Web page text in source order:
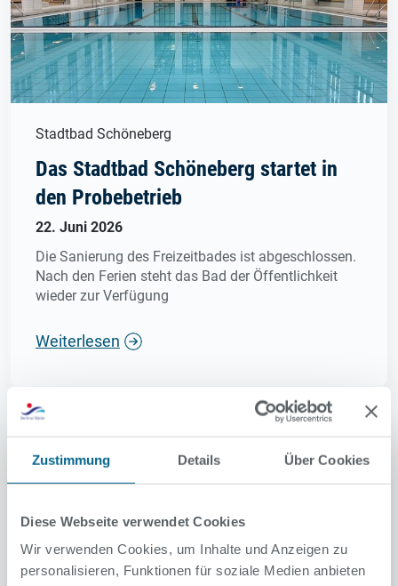
Zustimmung Details Über Cookies
Diese Webseite verwendet Cookies
Wir verwenden Cookies, um Inhalte und Anzeigen zu
personalisieren, Funktionen für soziale Medien anbieten
Stadtbad Schöneberg
Das Stadtbad Schöneberg startet in
den Probebetrieb
22. Juni 2026
Die Sanierung des Freizeitbades ist abgeschlossen.
Nach den Ferien steht das Bad der Öffentlichkeit
wieder zur Verfügung
Weiterlesen